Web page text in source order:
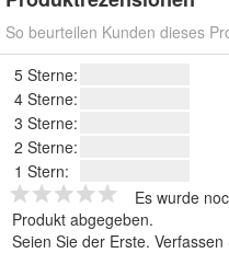
So beurteilen Kunden dieses
5 Sterne:
4 Sterne:
3 Sterne:
2 Sterne:
1 Stern:
Es wurde
Produkt abgegeben.
Seien Sie der Erste.